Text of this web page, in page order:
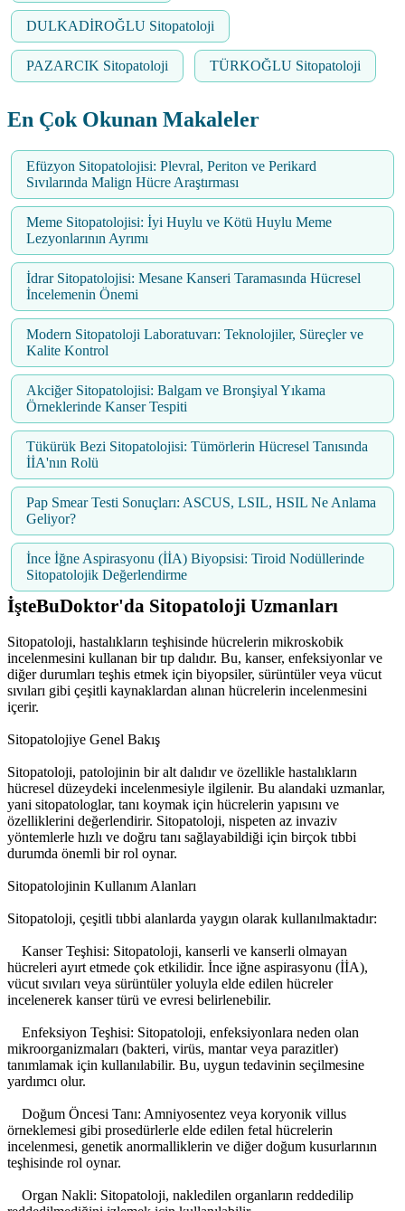
DULKADİROĞLU Sitopatoloji
PAZARCIK Sitopatoloji TÜRKOĞLU Sitopatoloji
En Çok Okunan Makaleler
Efüzyon Sitopatolojisi: Plevral, Periton ve Perikard
Sıvılarında Malign Hücre Araştırması
Meme Sitopatolojisi: İyi Huylu ve Kötü Huylu Meme
Lezyonlarının Ayrımı
İdrar Sitopatolojisi: Mesane Kanseri Taramasında Hücresel
İncelemenin Önemi
Modern Sitopatoloji Laboratuvarı: Teknolojiler, Süreçler ve
Kalite Kontrol
Akciğer Sitopatolojisi: Balgam ve Bronşiyal Yıkama
Örneklerinde Kanser Tespiti
Tükürük Bezi Sitopatolojisi: Tümörlerin Hücresel Tanısında
İİA'nın Rolü
Pap Smear Testi Sonuçları: ASCUS, LSIL, HSIL Ne Anlama
Geliyor?
İnce İğne Aspirasyonu (İİA) Biyopsisi: Tiroid Nodüllerinde
Sitopatolojik Değerlendirme
İşteBuDoktor'da Sitopatoloji Uzmanları
Sitopatoloji, hastalıkların teşhisinde hücrelerin mikroskobik
incelenmesini kullanan bir tıp dalıdır. Bu, kanser, enfeksiyonlar ve
diğer durumları teşhis etmek için biyopsiler, sürüntüler veya vücut
sıvıları gibi çeşitli kaynaklardan alınan hücrelerin incelenmesini
içerir.
Sitopatolojiye Genel Bakış
Sitopatoloji, patolojinin bir alt dalıdır ve özellikle hastalıkların
hücresel düzeydeki incelenmesiyle ilgilenir. Bu alandaki uzmanlar,
yani sitopatologlar, tanı koymak için hücrelerin yapısını ve
özelliklerini değerlendirir. Sitopatoloji, nispeten az invaziv
yöntemlerle hızlı ve doğru tanı sağlayabildiği için birçok tıbbi
durumda önemli bir rol oynar.
Sitopatolojinin Kullanım Alanları
Sitopatoloji, çeşitli tıbbi alanlarda yaygın olarak kullanılmaktadır:
Kanser Teşhisi: Sitopatoloji, kanserli ve kanserli olmayan
hücreleri ayırt etmede çok etkilidir. İnce iğne aspirasyonu (İİA),
vücut sıvıları veya sürüntüler yoluyla elde edilen hücreler
incelenerek kanser türü ve evresi belirlenebilir.
Enfeksiyon Teşhisi: Sitopatoloji, enfeksiyonlara neden olan
mikroorganizmaları (bakteri, virüs, mantar veya parazitler)
tanımlamak için kullanılabilir. Bu, uygun tedavinin seçilmesine
yardımcı olur.
Doğum Öncesi Tanı: Amniyosentez veya koryonik villus
örneklemesi gibi prosedürlerle elde edilen fetal hücrelerin
incelenmesi, genetik anormalliklerin ve diğer doğum kusurlarının
teşhisinde rol oynar.
Organ Nakli: Sitopatoloji, nakledilen organların reddedilip